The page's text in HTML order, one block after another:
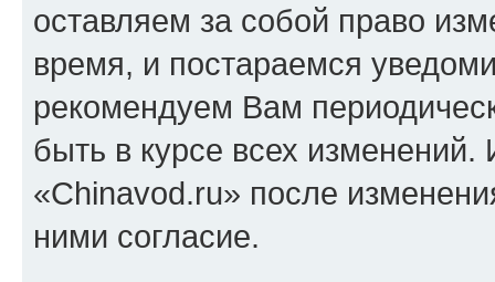
оставляем за собой право
время, и постараемся
рекомендуем Вам
быть в курсе всех
«Chinavod.ru» после
ними согласие.